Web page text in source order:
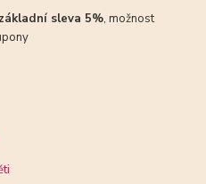
základní sleva 5%, možnost